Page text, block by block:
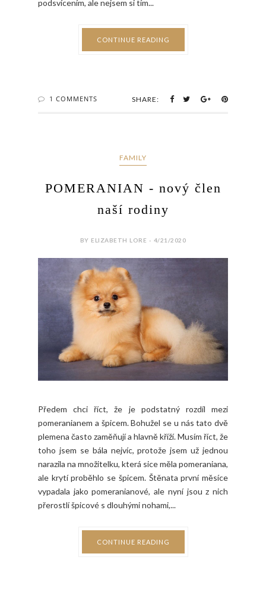
podsvícením, ale nejsem si tím...
CONTINUE READING
1 COMMENTS SHARE:
FAMILY
POMERANIAN - nový člen
naší rodiny
BY ELIZABETH LORE - 4/21/2020
Předem chci říct, že je podstatný rozdíl mezi
pomeranianem a špicem. Bohužel se u nás tato dvě
plemena často zaměňují a hlavně kříží. Musím říct, že
toho jsem se bála nejvíc, protože jsem už jednou
narazila na množitelku, která sice měla pomeraniana,
ale krytí proběhlo se špicem. Štěnata první měsíce
vypadala jako pomeranianové, ale nyní jsou z nich
přerostlí špicové s dlouhými nohami,...
CONTINUE READING